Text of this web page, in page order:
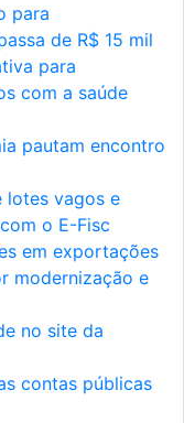
para
de R$ 15 mil
para
com a saúde
pautam encontro
lotes vagos e
o E-Fisc
em exportações
modernização e
no site da
contas públicas